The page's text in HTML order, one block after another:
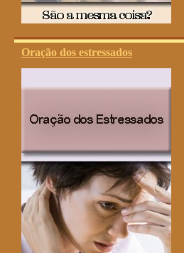
Oração dos estressados